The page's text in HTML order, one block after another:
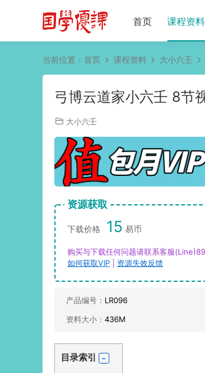
首页 课程资料
当前位置： 首页 课程资料 大小六壬
弓博云道家小六壬 8节
大小六壬
资源获取
下载价格 15 易币
购买与下载任何问题请联系客服
如何获取VIP
资源失效反馈
产品编号： LR096
资料大小： 436M
目录索引